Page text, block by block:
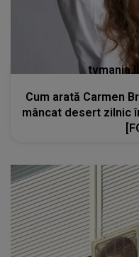
Cum arată Carmen
mâncat desert zilnic